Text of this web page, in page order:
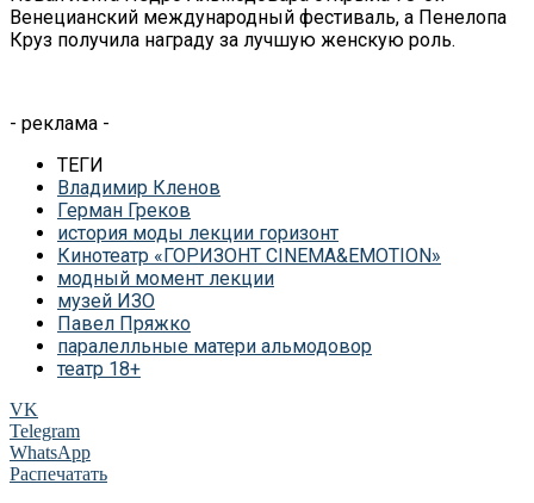
Венецианский международный фестиваль, а Пенелопа
Круз получила награду за лучшую женскую роль.
- реклама -
ТЕГИ
Владимир Кленов
Герман Греков
история моды лекции горизонт
Кинотеатр «ГОРИЗОНТ CINEMA&EMOTION»
модный момент лекции
музей ИЗО
Павел Пряжко
паралелльные матери альмодовор
театр 18+
VK
Telegram
WhatsApp
Распечатать